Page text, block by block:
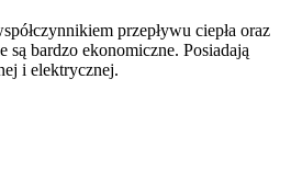
przepływu ciepła oraz
są bardzo ekonomiczne. Posiadają
i elektrycznej.